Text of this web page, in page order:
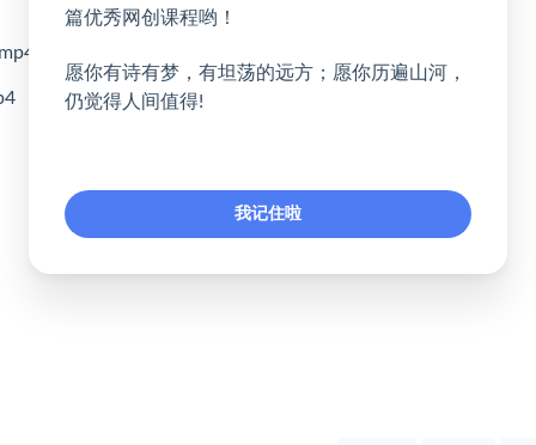
篇优秀网创课程哟！
愿你有诗有梦，有坦荡的远方；愿你历遍山河，
仍觉得人间值得!
我记住啦